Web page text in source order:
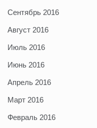
Сентябрь 2016
Август 2016
Июль 2016
Июнь 2016
Апрель 2016
Март 2016
Февраль 2016